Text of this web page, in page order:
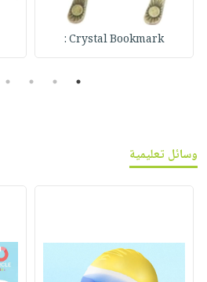
Crystal Bookmark :
1
2
3
4
وسائل تعليمية